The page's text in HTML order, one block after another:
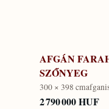
AFGÁN
SZŐNYEG
300 × 398 cm
2 790 000 HUF